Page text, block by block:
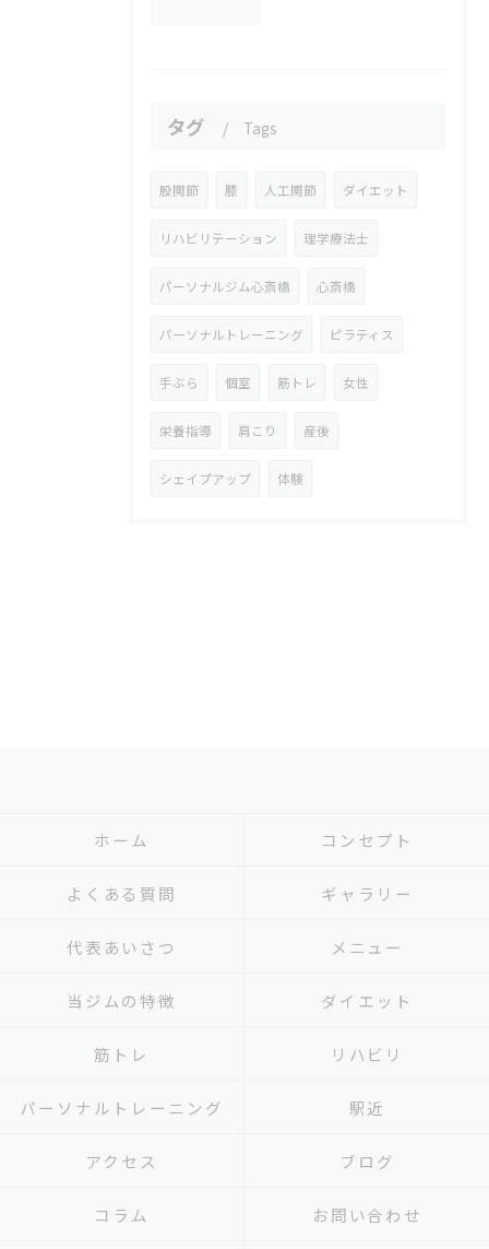
タグ Tags
股関節 膝 人工関節 ダイエット
リハビリテーション 理学療法士
パーソナルジム心斎橋 心斎橋
パーソナルトレーニング ピラティス
手ぶら 個室 筋トレ 女性
栄養指導 肩こり 産後
シェイプアップ 体験
ホーム コンセプト
よくある質問 ギャラリー
代表あいさつ メニュー
当ジムの特徴 ダイエット
筋トレ リハビリ
パーソナルトレーニング 駅近
アクセス ブログ
コラム お問い合わせ